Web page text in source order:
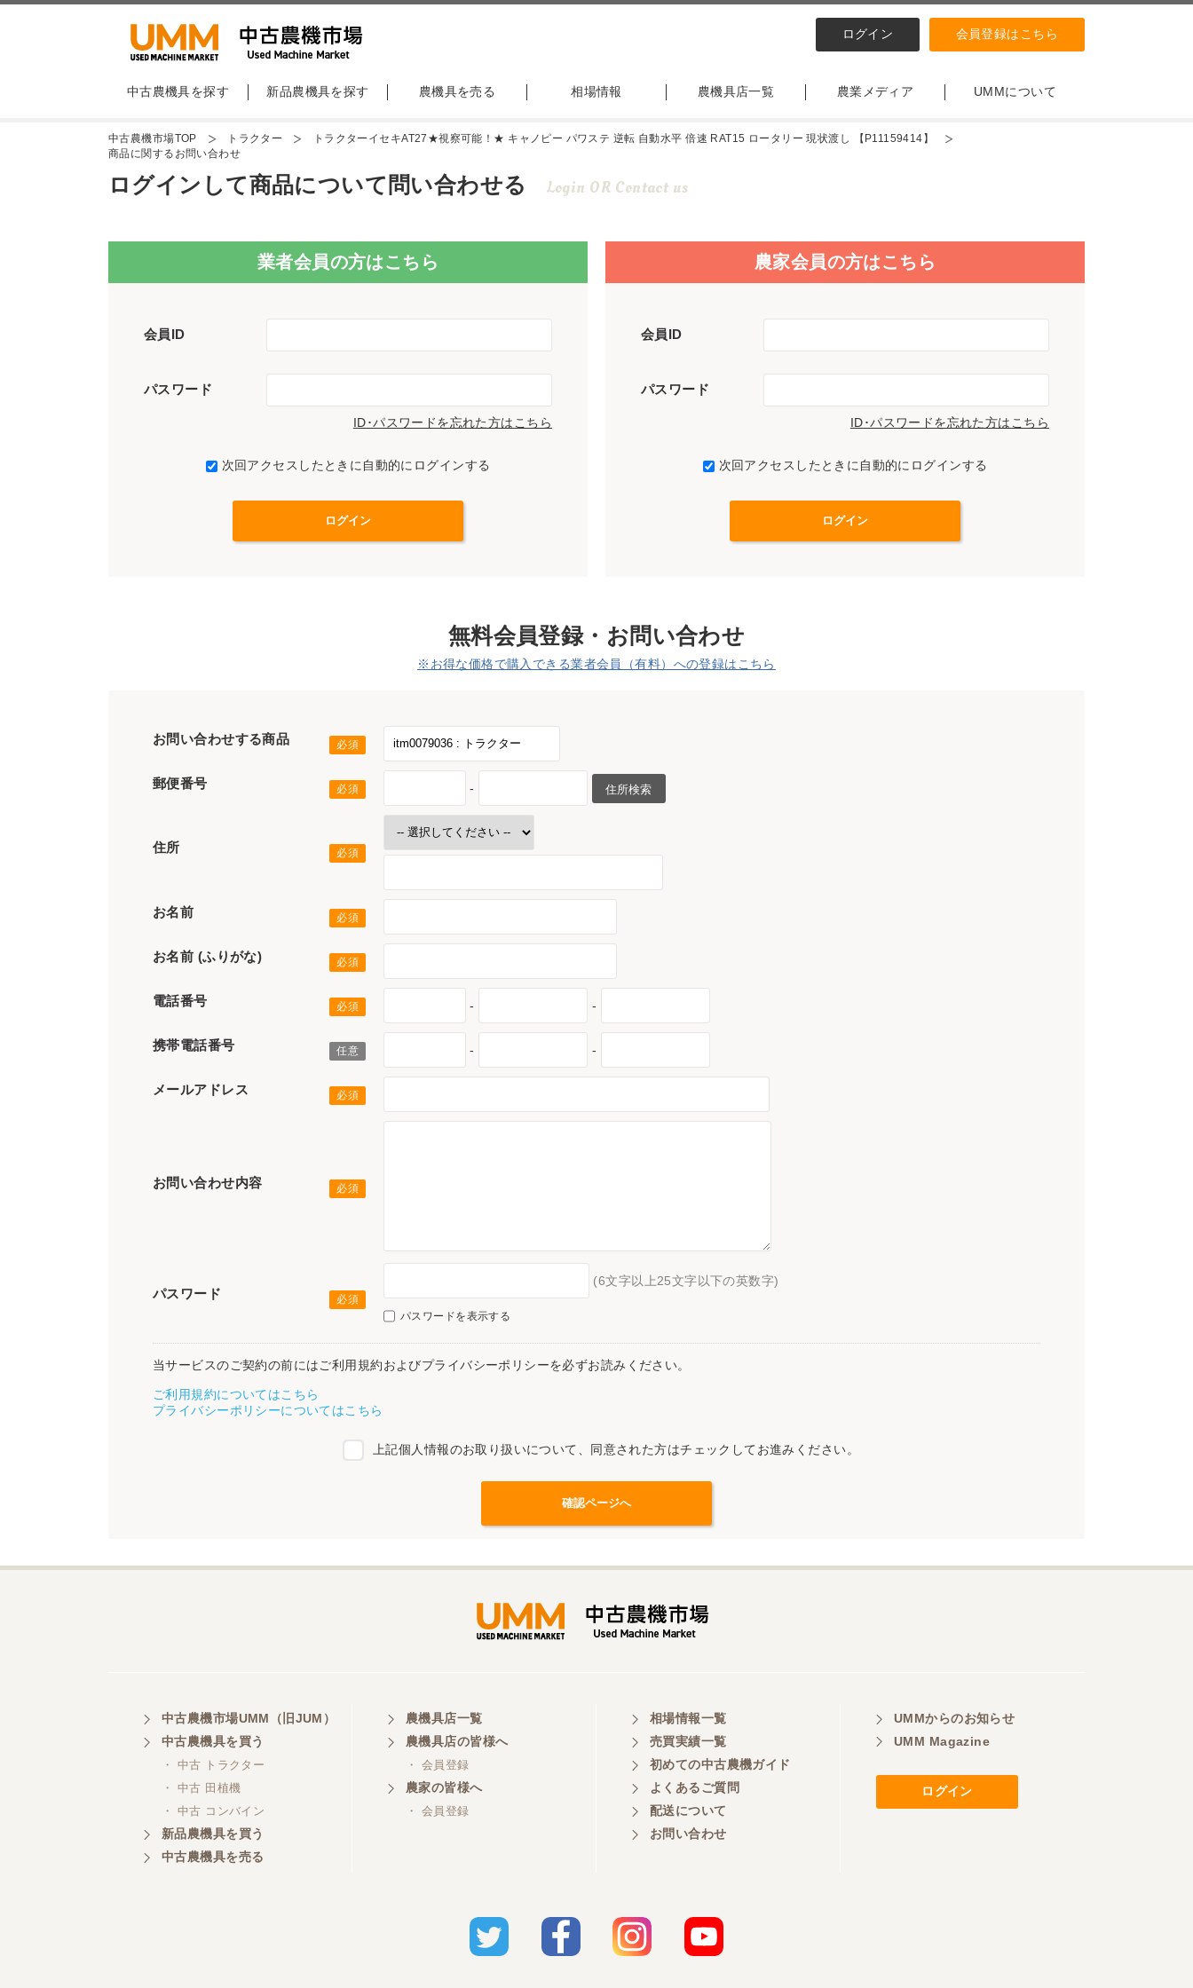
ログイン 会員登録はこちら
中古農機具を探す 新品農機具を探す 農機具を売る 相場情報 農機具店一覧 農業メディア UMMについて
中古農機市場TOP トラクター
トラクターイセキAT27★視察可能！★ キャノピー パワステ 逆転 自動水平 倍速 RAT15 ロータリー 現状渡し 【P11159414】
商品に関するお問い合わせ
ログインして商品について問い合わせる Login OR Contact us
業者会員の方はこちら
会員ID
パスワード
ID･パスワードを忘れた方はこちら
次回アクセスしたときに自動的にログインする
農家会員の方はこちら
会員ID
パスワード
ID･パスワードを忘れた方はこちら
次回アクセスしたときに自動的にログインする
無料会員登録・お問い合わせ
※お得な価格で購入できる業者会員（有料）への登録はこちら
お問い合わせする商品
郵便番号 - 住所検索
住所
お名前
お名前 (ふりがな)
電話番号 - -
携帯電話番号 - -
メールアドレス
お問い合わせ内容
パスワード
(6文字以上25文字以下の英数字)
パスワードを表示する
当サービスのご契約の前にはご利用規約およびプライバシーポリシーを必ずお読みください。
ご利用規約についてはこちら
プライバシーポリシーについてはこちら
上記個人情報のお取り扱いについて、同意された方はチェックしてお進みください。
中古農機市場UMM（旧JUM）
中古農機具を買う
・ 中古 トラクター
・ 中古 田植機
・ 中古 コンバイン
新品農機具を買う
中古農機具を売る
農機具店一覧
農機具店の皆様へ
・ 会員登録
農家の皆様へ
・ 会員登録
相場情報一覧
売買実績一覧
初めての中古農機ガイド
よくあるご質問
配送について
お問い合わせ
UMMからのお知らせ
UMM Magazine
ログイン